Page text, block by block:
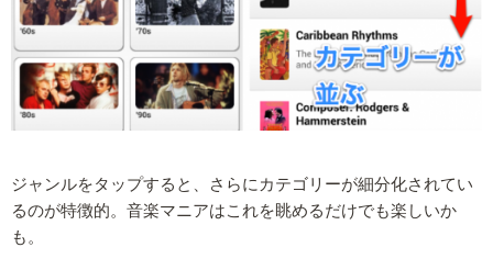
ジャンルをタップすると、さらにカテゴリーが細分化されてい
るのが特徴的。音楽マニアはこれを眺めるだけでも楽しいか
も。